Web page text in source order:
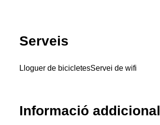
Serveis
Lloguer de bicicletesServei de wifi
Informació addicional